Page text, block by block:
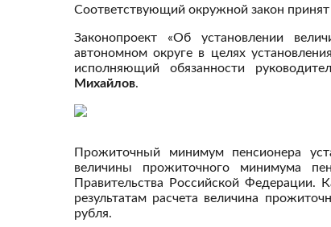
Соответствующий окружной закон принят
Законопроект «Об установлении
автономном округе в целях
исполняющий обязанности
Михайлов.
Прожиточный минимум пенсионера
величины прожиточного минимума
Правительства Российской Федерации.
результатам расчета величина
рубля.